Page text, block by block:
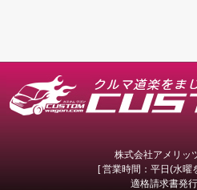
株式会社アメリ
[ 営業時間：平日(水
適格請求書発